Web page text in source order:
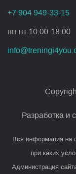
+7 904 949-33-15
пн-пт 10:00-18:00
Разработка и
Вся информация на
при каких
Администрация